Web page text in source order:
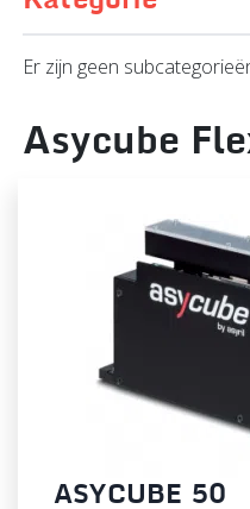
Er zijn geen
Asycube
ASYCUBE 50